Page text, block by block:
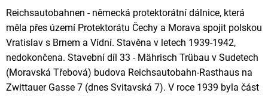
Reichsautobahnen - německá protektorátní dálnice, která
měla přes území Protektorátu Čechy a Morava spojit polskou
Vratislav s Brnem a Vídní. Stavěna v letech 1939-1942,
nedokončena. Stavební díl 33 - Mährisch Trübau v Sudetech
(Moravská Třebová) budova Reichsautobahn-Rasthaus na
Zwittauer Gasse 7 (dnes Svitavská 7). V roce 1939 byla část